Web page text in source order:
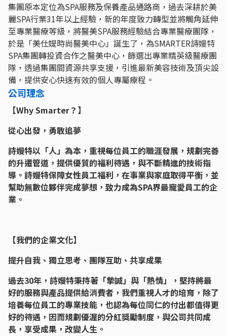
集團原本定位為SPA服務及保養產品通路商，過去深耕於美
麗SPA行業31年以上經驗，新的年度致力轉型並將觸角延伸
至專業醫療等級，將醫美SPA服務經驗結合專業醫療團隊，
於是「美仕媞時尚醫美中心」誕生了，為SMARTER詩嫚特
SPA集團轉投資合作之醫美中心，篩選出專業精英級醫療團
隊，透過集團間資源共享支援，引進最新美容技術及頂尖設
備，提供安心快速有效的個人專屬療程。
公司理念
【Why Smarter？】
從心出發，勇敢追夢
詩嫚特以「人」為本，重視每位員工的職涯發展，規劃完善
的升遷管道，提供優質的福利待遇，與不斷精進的技術指
導。 詩嫚特保障女性員工福利，在事業與家庭取得平衡，並
幫助無數位夥伴完成夢想，致力成為SPA界最寵愛員工的企
業。
【我們的企業文化】
提升自我、獨立思考、團隊互助、共享成果
過去30年，詩嫚特秉持著「摯誠」與「熱情」，堅持將最
好的服務與產品提供給消費者，我們重視人才的培育，除了
培養每位員工的專業技能，也認為每位同仁的付出都值得更
好的待遇，因而規劃優渥的分紅獎勵制度，與公司共同成
長，享受成果，改變人生。